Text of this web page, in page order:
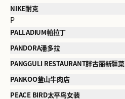
NIKE耐克
P
PALLADIUM帕拉丁
PANDORA潘多拉
PANGGULI RESTAURANT胖古丽新疆菜
PANKOO釜山牛肉店
PEACE BIRD太平鸟女装